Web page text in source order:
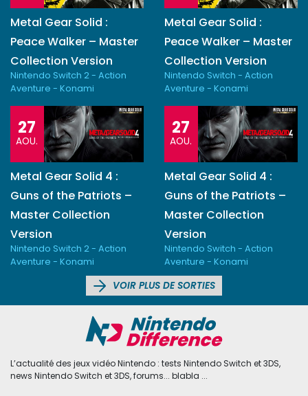
Metal Gear Solid :
Peace Walker – Master
Collection Version
Nintendo Switch 2 - Action
Aventure - Konami
Metal Gear Solid :
Peace Walker – Master
Collection Version
Nintendo Switch - Action
Aventure - Konami
27
AOU.
Metal Gear Solid 4 :
Guns of the Patriots –
Master Collection
Version
Nintendo Switch 2 - Action
Aventure - Konami
27
AOU.
Metal Gear Solid 4 :
Guns of the Patriots –
Master Collection
Version
Nintendo Switch - Action
Aventure - Konami
VOIR PLUS DE SORTIES
L’actualité des jeux vidéo Nintendo : tests Nintendo Switch et 3DS,
news Nintendo Switch et 3DS, forums... blabla ...